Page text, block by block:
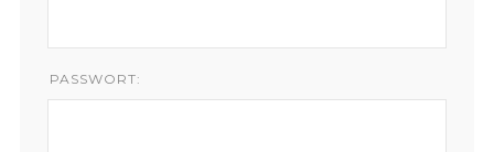
PASSWORT: